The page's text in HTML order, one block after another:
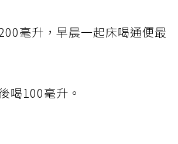
毫升，早晨一起床喝通便最
喝100毫升。